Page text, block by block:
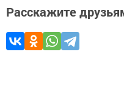
Расскажите